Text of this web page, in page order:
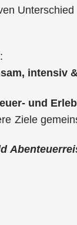
intensiv
und
Ziele